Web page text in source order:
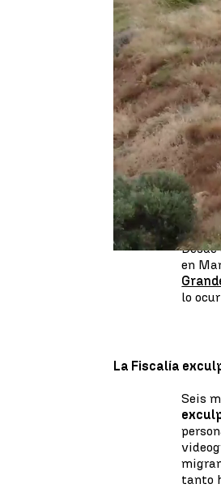
Luis
Publicado:
La
del
El
de la
en
lo
La Fiscalía
Seis
tanto